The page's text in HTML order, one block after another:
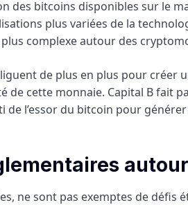
des bitcoins disponibles sur le
plus variées de la
complexe autour des
de plus en plus pour créer
cette monnaie. Capital B fait
l’essor du bitcoin pour
autour
ne sont pas exemptes de défis